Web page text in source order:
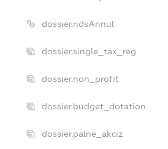
dossier.ndsAnnul
dossier.single_tax_reg
dossier.non_profit
dossier.budget_dotation
dossier.palne_akciz